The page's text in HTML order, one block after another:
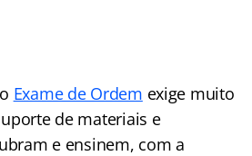
Exame de Ordem exige muito
de materiais e
e ensinem, com a